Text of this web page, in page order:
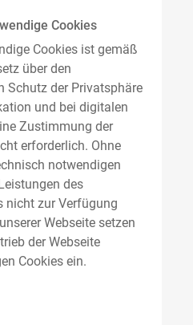
Cookies
Cookies ist gemäß
über den
Schutz der Privatsphäre
und bei digitalen
Zustimmung der
erforderlich. Ohne
notwendigen
des
nicht zur Verfügung
Webseite setzen
der Webseite
Cookies ein.